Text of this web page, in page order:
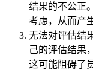
结果的不公正
考虑，从而产
无法对评估结
己的评估结果
这可能阻碍了